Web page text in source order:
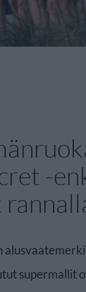
-
supermallit